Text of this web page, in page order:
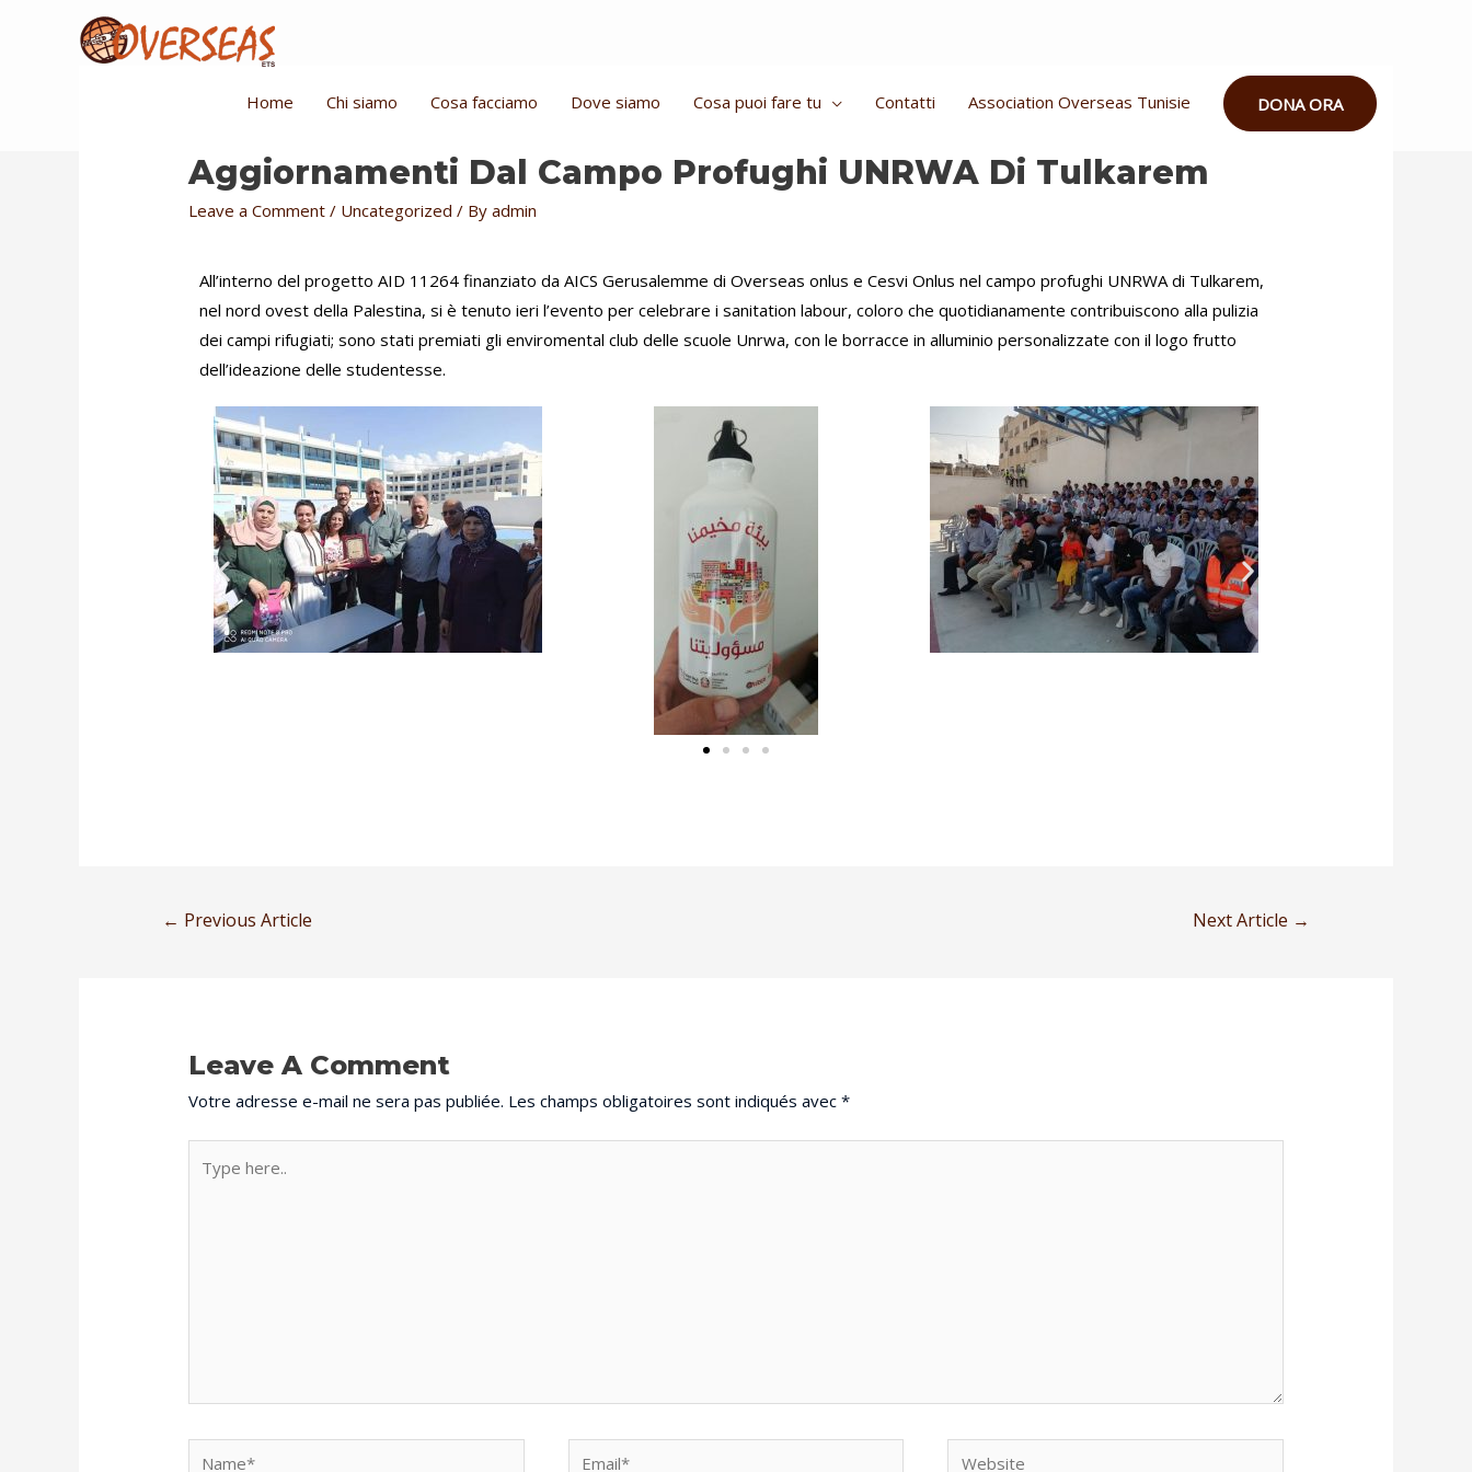
Home Chi siamo Cosa facciamo Dove siamo Cosa puoi fare tu Contatti Association Overseas Tunisie DONA ORA
Aggiornamenti Dal Campo Profughi UNRWA Di Tulkarem
Leave a Comment / Uncategorized / Byadmin
All’interno del progetto AID 11264 finanziato daAICS Gerusalemme diOverseas onlus eCesvi Onlus nel campo profughi UNRWAdi Tulkarem,
nel nord ovest della Palestina, si è tenuto ieri l’evento per celebrare i sanitation labour, coloro che quotidianamente contribuiscono alla pulizia
dei campi rifugiati; sono stati premiati gli enviromental club delle scuole Unrwa, con le borracce in alluminio personalizzate con il logo frutto
dell’ideazione delle studentesse.
← Previous Article Next Article →
Leave A Comment
Votre adresse e-mail ne sera pas publiée. Les champs obligatoires sont indiqués avec*